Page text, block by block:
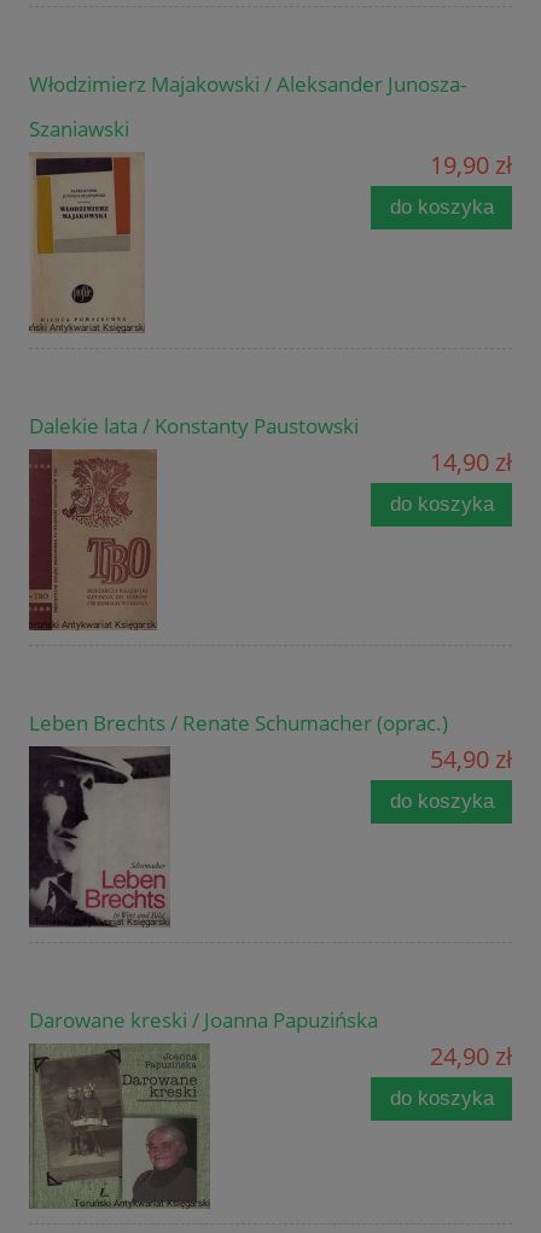
Włodzimierz Majakowski / Aleksander Junosza-
Szaniawski
19,90 zł
do koszyka
Dalekie lata / Konstanty Paustowski
14,90 zł
do koszyka
Leben Brechts / Renate Schumacher (oprac.)
54,90 zł
do koszyka
Darowane kreski / Joanna Papuzińska
24,90 zł
do koszyka